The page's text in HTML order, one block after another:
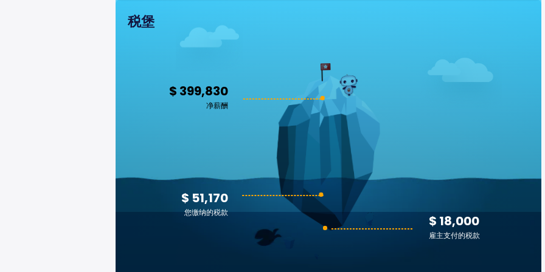
税堡
$ 399,830
净薪酬
$ 18,000
雇主支付的税款
$ 51,170
您缴纳的税款